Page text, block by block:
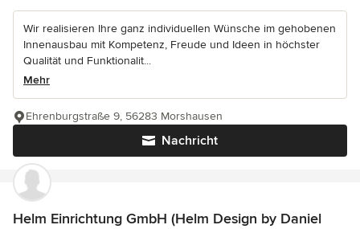
Wir realisieren Ihre ganz individuellen Wünsche im gehobenen
Innenausbau mit Kompetenz, Freude und Ideen in höchster
Qualität und Funktionalit...
Mehr
Nachricht
Ehrenburgstraße 9, 56283 Morshausen
Helm Einrichtung GmbH (Helm Design by Daniel